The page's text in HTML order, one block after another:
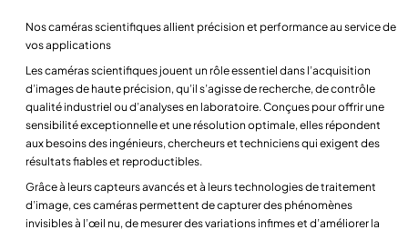
Nos caméras scientifiques allient précision et performance au service de
vos applications
Les caméras scientifiques jouent un rôle essentiel dans l’acquisition
d’images de haute précision, qu’il s’agisse de recherche, de contrôle
qualité industriel ou d’analyses en laboratoire. Conçues pour offrir une
sensibilité exceptionnelle et une résolution optimale, elles répondent
aux besoins des ingénieurs, chercheurs et techniciens qui exigent des
résultats fiables et reproductibles.
Grâce à leurs capteurs avancés et à leurs technologies de traitement
d’image, ces caméras permettent de capturer des phénomènes
invisibles à l’œil nu, de mesurer des variations infimes et d’améliorer la